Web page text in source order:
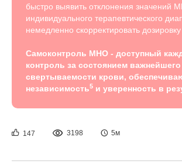
быстро выявить отклонения значений
индивидуального терапевтического
немедленно скорректировать
Самоконтроль МНО - доступный
контроль за состоянием важнейшего
свертываемости крови,
независимость5 и уверенность в
147 3198 5м